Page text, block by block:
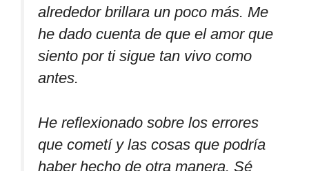
alrededor brillara un poco más. Me
he dado cuenta de que el amor que
siento por ti sigue tan vivo como
antes.
He reflexionado sobre los errores
que cometí y las cosas que podría
haber hecho de otra manera. Sé